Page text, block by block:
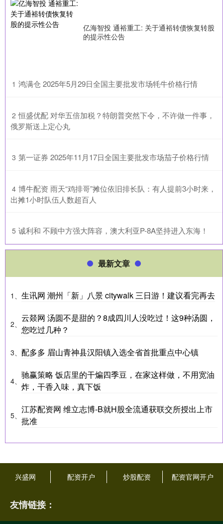
亿海智投 通裕重工: 关于通裕转债恢复转股
的提示性公告
1 ​鸿满仓 2025年5月29日全国主要批发市场牦牛价格行情
2 ​恒盛优配 对华五倍加税？特朗普突然下令，不许做一件事，
俄罗斯送上定心丸
3 ​第一证券 2025年11月17日全国主要批发市场茄子价格行情
4 ​博牛配资 雨天“鸡排哥”摊位依旧排长队：有人提前3小时来，
出摊1小时队伍人数超百人
5 ​诚利和 不顾中方强大阵容，澳大利亚P-8A坚持进入东海！
最新文章
1、 生讯网 潮州「新」八景 citywalk 三日游！建议看完再去
2、
云燚网 汤圆不是甜的？8成四川人没吃过！这9种汤圆，
您吃过几种？
3、 配多多 眉山青神县汉阳镇入选全省首批重点中心镇
4、
驰赢策略 饭店里的干煸四季豆，在家这样做，不用宽油
炸，干香入味，真下饭
5、
江苏配资网 维立志博-B就H股全流通获联交所授出上市
批准
兴盛网 配资开户 炒股配资 配资官网开户
友情链接：